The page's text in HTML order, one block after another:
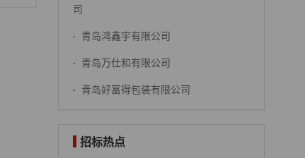
司
· 青岛鸿鑫宇有限公司
· 青岛万仕和有限公司
· 青岛好富得包装有限公司
招标热点